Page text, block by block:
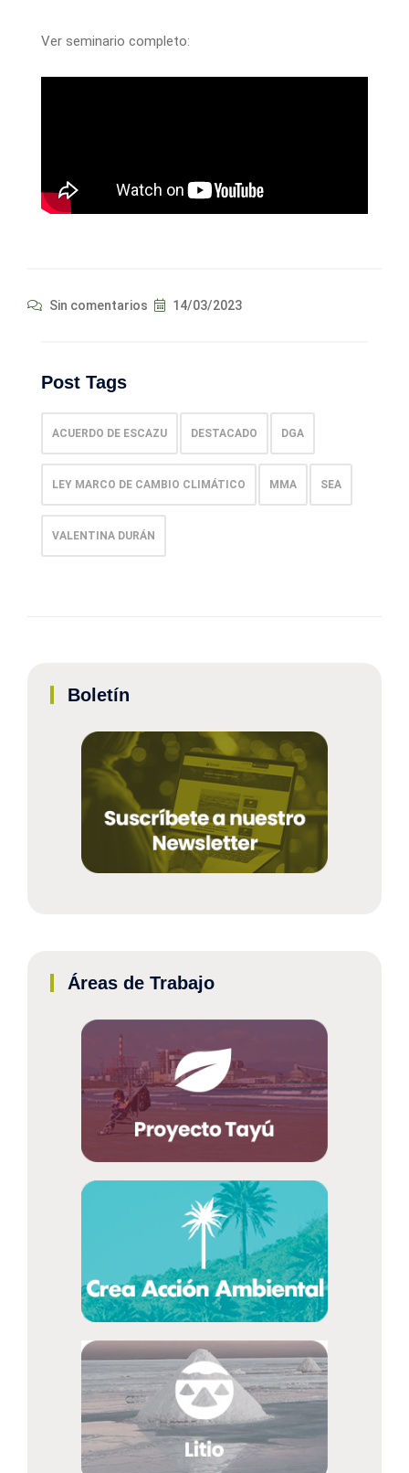
Ver seminario completo:
Sin comentarios 14/03/2023
Post Tags
ACUERDO DE ESCAZU DESTACADO DGA
LEY MARCO DE CAMBIO CLIMÁTICO MMA SEA
VALENTINA DURÁN
Boletín
Áreas de Trabajo